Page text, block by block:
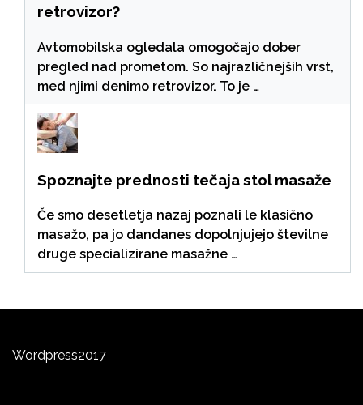
retrovizor?
Avtomobilska ogledala omogočajo dober
pregled nad prometom. So najrazličnejših vrst,
med njimi denimo retrovizor. To je …
Spoznajte prednosti tečaja stol masaže
Če smo desetletja nazaj poznali le klasično
masažo, pa jo dandanes dopolnjujejo številne
druge specializirane masažne …
Wordpress2017